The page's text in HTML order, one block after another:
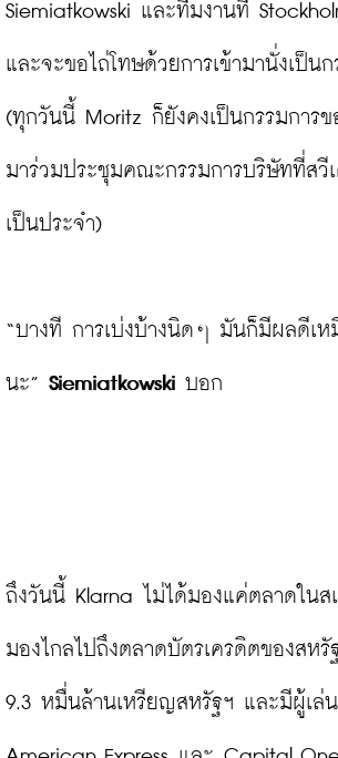
Siemiatkowski และทีมงานที่
และจะขอไถ่โทษด้วยการเข้ามานั่งเป็น
(ทุกวันนี้ Moritz ก็ยังคงเป็นกรรมการ
มาร่วมประชุมคณะกรรมการบริษัทที่สวี
เป็นประจำ)
“บางที การเบ่งบ้างนิดๆ มันก็มีผลดีเ
นะ” Siemiatkowski บอก
ถึงวันนี้ Klarna ไม่ได้มองแค่ตลาดในส
มองไกลไปถึงตลาดบัตรเครดิตของสห
9.3 หมื่นล้านเหรียญสหรัฐฯ และมีผู้เล่